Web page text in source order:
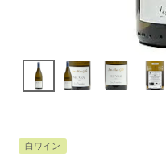
白ワイン